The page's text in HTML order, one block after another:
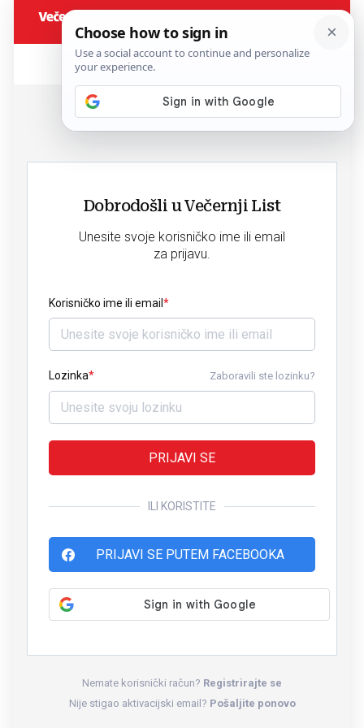
Dobrodošli u Večernji List
Unesite svoje korisničko ime ili email
za prijavu.
Korisničko ime ili email
Lozinka Zaboravili ste lozinku?
PRIJAVI SE
ILI KORISTITE
PRIJAVI SE PUTEM FACEBOOKA
Nemate korisnički račun? Registrirajte se
Nije stigao aktivacijski email? Pošaljite ponovo